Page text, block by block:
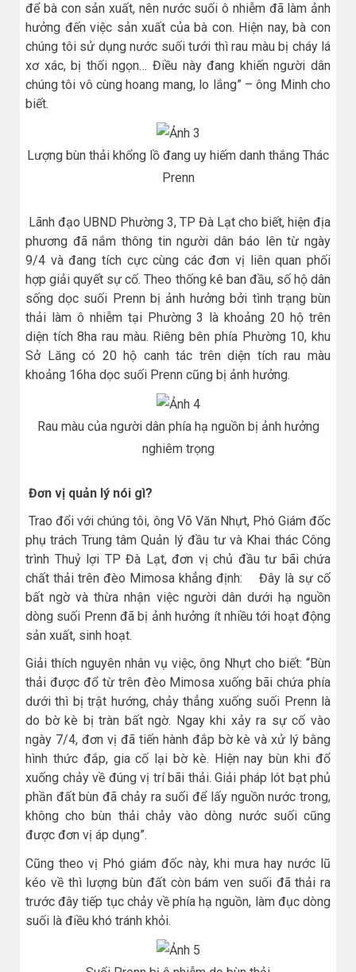
để bà con sản xuất, nên nước suối ô nhiễm đã làm ảnh
hưởng đến việc sản xuất của bà con. Hiện nay, bà con
chúng tôi sử dụng nước suối tưới thì rau màu bị cháy lá
xơ xác, bị thối ngọn… Điều này đang khiến người dân
chúng tôi vô cùng hoang mang, lo lắng” – ông Minh cho
biết.
Lượng bùn thải khổng lồ đang uy hiếm danh thắng Thác
Prenn
Lãnh đạo UBND Phường 3, TP Đà Lạt cho biết, hiện địa
phương đã nắm thông tin người dân báo lên từ ngày
9/4 và đang tích cực cùng các đơn vị liên quan phối
hợp giải quyết sự cố. Theo thống kê ban đầu, số hộ dân
sống dọc suối Prenn bị ảnh hưởng bởi tình trạng bùn
thải làm ô nhiễm tại Phường 3 là khoảng 20 hộ trên
diện tích 8ha rau màu. Riêng bên phía Phường 10, khu
Sở Lăng có 20 hộ canh tác trên diện tích rau màu
khoảng 16ha dọc suối Prenn cũng bị ảnh hưởng.
Rau màu của người dân phía hạ nguồn bị ảnh hưởng
nghiêm trọng
Đơn vị quản lý nói gì?
Trao đổi với chúng tôi, ông Võ Văn Nhựt, Phó Giám đốc
phụ trách Trung tâm Quản lý đầu tư và Khai thác Công
trình Thuỷ lợi TP Đà Lạt, đơn vị chủ đầu tư bãi chứa
chất thải trên đèo Mimosa khẳng định: Đây là sự cố
bất ngờ và thừa nhận việc người dân dưới hạ nguồn
dòng suối Prenn đã bị ảnh hưởng ít nhiều tới hoạt động
sản xuất, sinh hoạt.
Giải thích nguyên nhân vụ việc, ông Nhựt cho biết: “Bùn
thải được đổ từ trên đèo Mimosa xuống bãi chứa phía
dưới thì bị trật hướng, chảy thẳng xuống suối Prenn là
do bờ kè bị tràn bất ngờ. Ngay khi xảy ra sự cố vào
ngày 7/4, đơn vị đã tiến hành đắp bờ kè và xử lý bằng
hình thức đắp, gia cố lại bờ kè. Hiện nay bùn khi đổ
xuống chảy về đúng vị trí bãi thải. Giải pháp lót bạt phủ
phần đất bùn đã chảy ra suối để lấy nguồn nước trong,
không cho bùn thải chảy vào dòng nước suối cũng
được đơn vị áp dụng”.
Cũng theo vị Phó giám đốc này, khi mưa hay nước lũ
kéo về thì lượng bùn đất còn bám ven suối đã thải ra
trước đây tiếp tục chảy về phía hạ nguồn, làm đục dòng
suối là điều khó tránh khỏi.